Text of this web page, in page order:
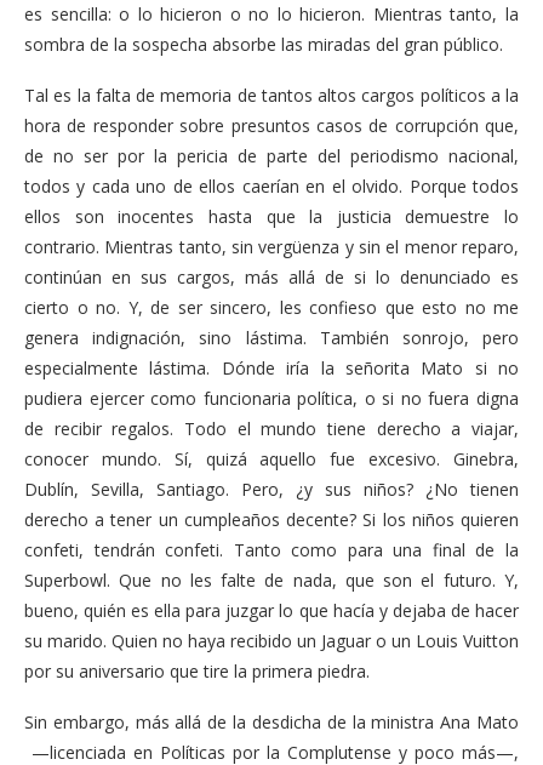
es sencilla: o lo hicieron o no lo hicieron. Mientras tanto, la
sombra de la sospecha absorbe las miradas del gran público.
Tal es la falta de memoria de tantos altos cargos políticos a la
hora de responder sobre presuntos casos de corrupción que,
de no ser por la pericia de parte del periodismo nacional,
todos y cada uno de ellos caerían en el olvido. Porque todos
ellos son inocentes hasta que la justicia demuestre lo
contrario. Mientras tanto, sin vergüenza y sin el menor reparo,
continúan en sus cargos, más allá de si lo denunciado es
cierto o no. Y, de ser sincero, les confieso que esto no me
genera indignación, sino lástima. También sonrojo, pero
especialmente lástima. Dónde iría la señorita Mato si no
pudiera ejercer como funcionaria política, o si no fuera digna
de recibir regalos. Todo el mundo tiene derecho a viajar,
conocer mundo. Sí, quizá aquello fue excesivo. Ginebra,
Dublín, Sevilla, Santiago. Pero, ¿y sus niños? ¿No tienen
derecho a tener un cumpleaños decente? Si los niños quieren
confeti, tendrán confeti. Tanto como para una final de la
Superbowl. Que no les falte de nada, que son el futuro. Y,
bueno, quién es ella para juzgar lo que hacía y dejaba de hacer
su marido. Quien no haya recibido un Jaguar o un Louis Vuitton
por su aniversario que tire la primera piedra.
Sin embargo, más allá de la desdicha de la ministra Ana Mato
—licenciada en Políticas por la Complutense y poco más—,